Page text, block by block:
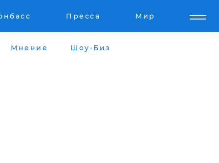
Пресса Мир
Мнение Шоу-Биз